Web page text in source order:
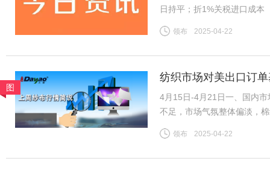
日持平；折1%关税进口成本
棉山东到厂价3128B级14
领布 2025-04-22
图
纺织市场对美出口订
4月15日-4月21日一、国内
不足，市场气氛整体偏淡，
续，中小厂订单压力增加。
领布 2025-04-22